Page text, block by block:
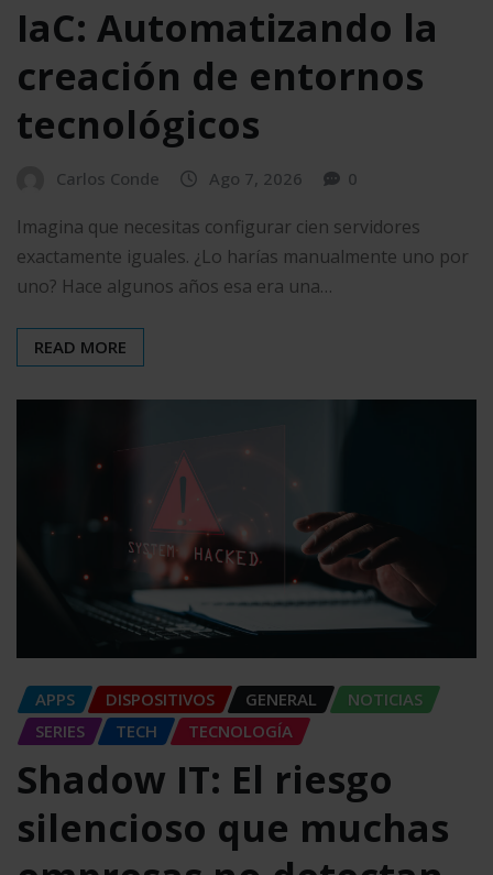
IaC: Automatizando la
creación de entornos
tecnológicos
Carlos Conde Ago 7, 2026 0
Imagina que necesitas configurar cien servidores
exactamente iguales. ¿Lo harías manualmente uno por
uno? Hace algunos años esa era una…
READ MORE
APPS DISPOSITIVOS GENERAL
NOTICIAS
SERIES
TECH TECNOLOGÍA
Shadow IT: El riesgo
silencioso que muchas